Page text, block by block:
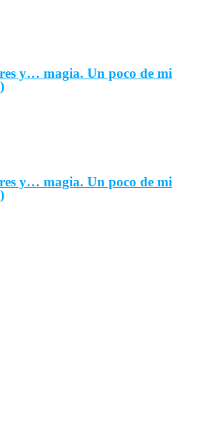
y… magia. Un poco de mi
y… magia. Un poco de mi